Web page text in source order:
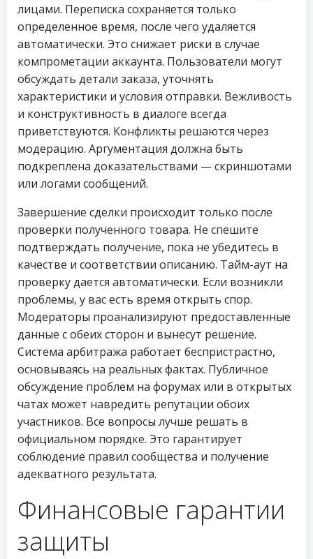
лицами. Переписка сохраняется только
определенное время, после чего удаляется
автоматически. Это снижает риски в случае
компрометации аккаунта. Пользователи могут
обсуждать детали заказа, уточнять
характеристики и условия отправки. Вежливость
и конструктивность в диалоге всегда
приветствуются. Конфликты решаются через
модерацию. Аргументация должна быть
подкреплена доказательствами — скриншотами
или логами сообщений.
Завершение сделки происходит только после
проверки полученного товара. Не спешите
подтверждать получение, пока не убедитесь в
качестве и соответствии описанию. Тайм-аут на
проверку дается автоматически. Если возникли
проблемы, у вас есть время открыть спор.
Модераторы проанализируют предоставленные
данные с обеих сторон и вынесут решение.
Система арбитража работает беспристрастно,
основываясь на реальных фактах. Публичное
обсуждение проблем на форумах или в открытых
чатах может навредить репутации обоих
участников. Все вопросы лучше решать в
официальном порядке. Это гарантирует
соблюдение правил сообщества и получение
адекватного результата.
Финансовые гарантии
защиты